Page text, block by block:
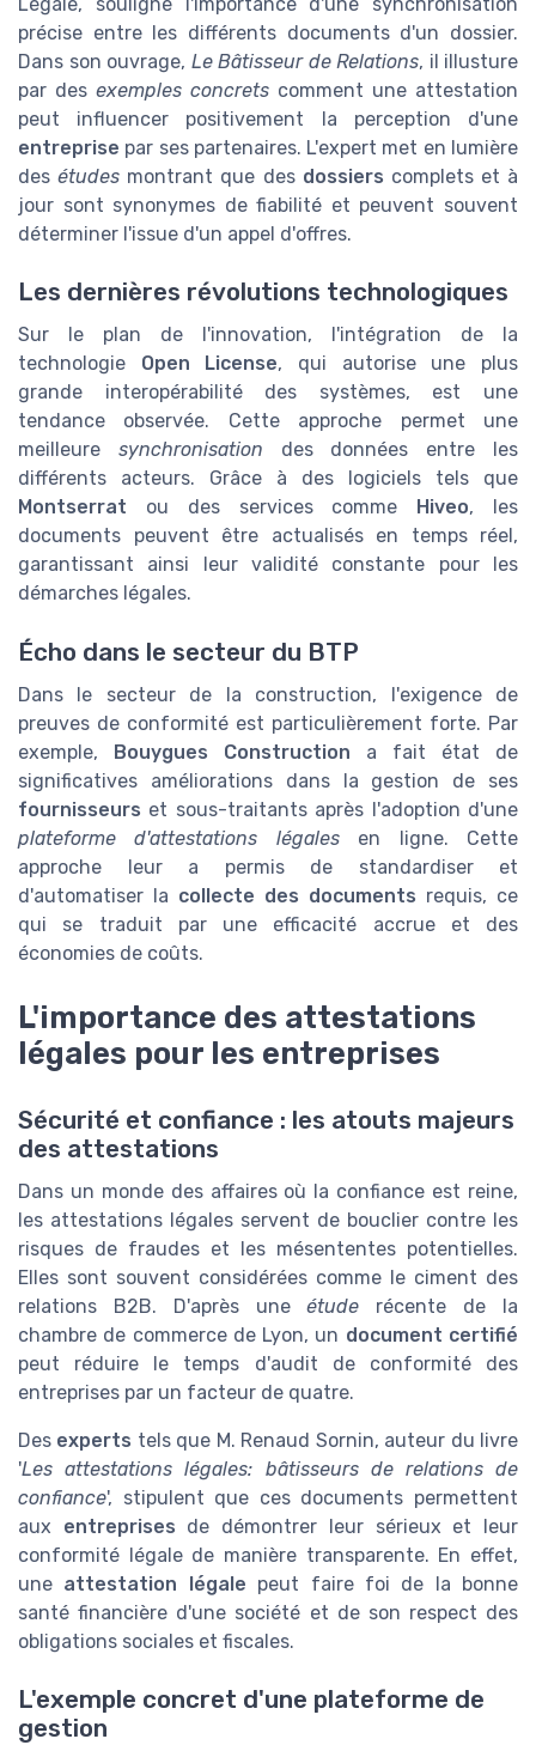
précise entre les différents documents d'un dossier.
Dans son ouvrage, Le Bâtisseur de Relations, il illusture
par des exemples concrets comment une attestation
peut influencer positivement la perception d'une
entreprise par ses partenaires. L'expert met en lumière
desétudes montrant que des dossiers complets et à
jour sont synonymes de fiabilité et peuvent souvent
déterminer l'issue d'un appel d'offres.
Les dernières révolutions technologiques
Sur le plan de l'innovation, l'intégration de la
technologie Open License, qui autorise une plus
grande interopérabilité des systèmes, est une
tendance observée. Cette approche permet une
meilleure synchronisation des données entre les
différents acteurs. Grâce à des logiciels tels que
Montserrat ou des services comme Hiveo, les
documents peuvent être actualisés en temps réel,
garantissant ainsi leur validité constante pour les
démarches légales.
Écho dans le secteur du BTP
Dans le secteur de la construction, l'exigence de
preuves de conformité est particulièrement forte. Par
exemple, Bouygues Construction a fait état de
significatives améliorations dans la gestion de ses
fournisseurs et sous-traitants après l'adoption d'une
plateforme d'attestations légalesen ligne. Cette
approche leur a permis de standardiser et
d'automatiser la collecte des documents requis, ce
qui se traduit par une efficacité accrue et des
économies de coûts.
L'importance des attestations
légales pour les entreprises
Sécurité et confiance : les atouts majeurs
des attestations
Dans un monde des affaires où la confiance est reine,
les attestations légales servent de bouclier contre les
risques de fraudes et les mésententes potentielles.
Elles sont souvent considérées comme le ciment des
relations B2B. D'après uneétude récente de la
chambre de commerce de Lyon, un document certifié
peut réduire le temps d'audit de conformité des
entreprises par un facteur de quatre.
Des experts tels que M. Renaud Sornin, auteur du livre
'Les attestations légales: bâtisseurs de relations de
confiance', stipulent que ces documents permettent
aux entreprises de démontrer leur sérieux et leur
conformité légale de manière transparente. En effet,
une attestation légale peut faire foi de la bonne
santé financière d'une société et de son respect des
obligations sociales et fiscales.
L'exemple concret d'une plateforme de
gestion